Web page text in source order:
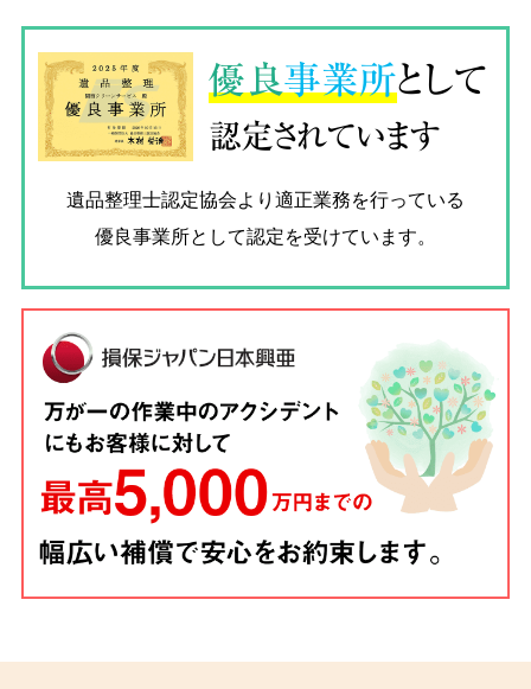
優良事業所として
認定されています
遺品整理士認定協会より適正業務を行っている
優良事業所として認定を受けています。